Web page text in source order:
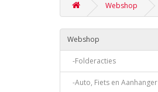
Webshop
Webshop
-Folderacties
-Auto, Fiets en Aanhanger